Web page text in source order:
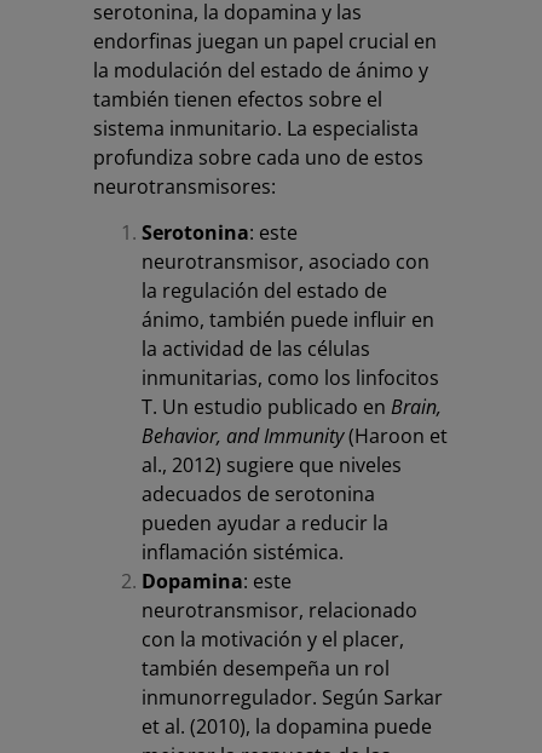
serotonina, la dopamina y las
endorfinas juegan un papel crucial en
la modulación del estado de ánimo y
también tienen efectos sobre el
sistema inmunitario. La especialista
profundiza sobre cada uno de estos
neurotransmisores:
Serotonina: este
neurotransmisor, asociado con
la regulación del estado de
ánimo, también puede influir en
la actividad de las células
inmunitarias, como los linfocitos
T. Un estudio publicado enBrain,
Behavior, and Immunity(Haroon et
al., 2012) sugiere que niveles
adecuados de serotonina
pueden ayudar a reducir la
inflamación sistémica.
Dopamina: este
neurotransmisor, relacionado
con la motivación y el placer,
también desempeña un rol
inmunorregulador. Según Sarkar
et al. (2010), la dopamina puede